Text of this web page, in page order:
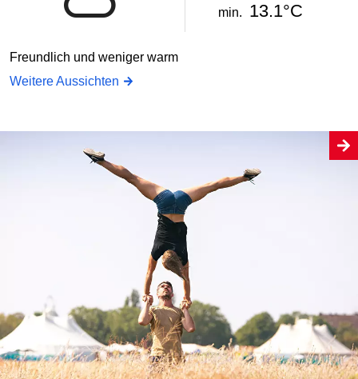
min. 13.1°C
Freundlich und weniger warm
Weitere Aussichten